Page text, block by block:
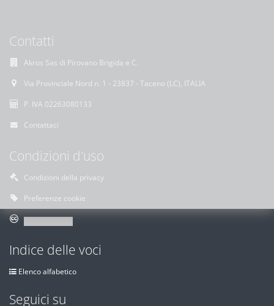
Contatti
Akros Sas di Pirovano Brigida e C.
Via Provinciale Nord n. 1 - 23837 - Taceno (LC), ITALIA
P. IVA 02263080133
Contattaci
Condizioni d'uso
Condizioni della privacy
Preferenze cookie
Indice delle voci
Elenco alfabetico
Seguici su